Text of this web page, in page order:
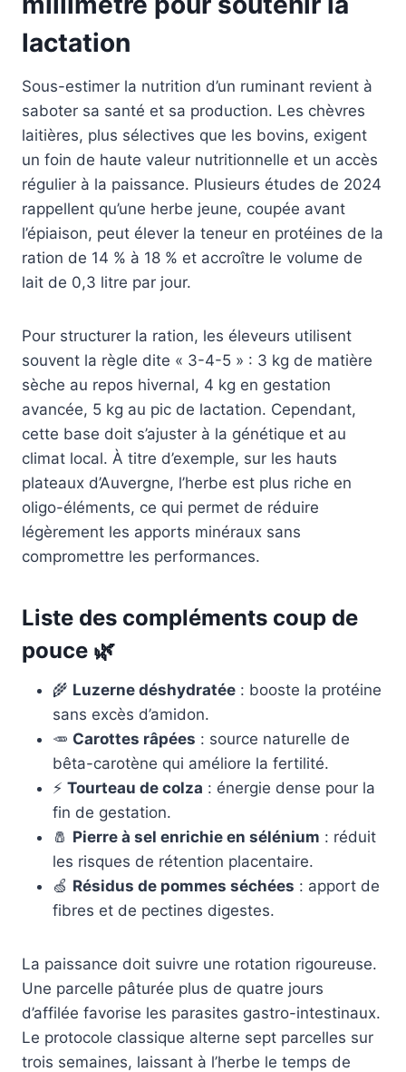
lactation
Sous-estimer la nutrition d’un ruminant revient à
saboter sa santé et sa production. Les chèvres
laitières, plus sélectives que les bovins, exigent
un foin de haute valeur nutritionnelle et un accès
régulier à la paissance. Plusieurs études de 2024
rappellent qu’une herbe jeune, coupée avant
l’épiaison, peut élever la teneur en protéines de la
ration de 14 % à 18 % et accroître le volume de
lait de 0,3 litre par jour.
Pour structurer la ration, les éleveurs utilisent
souvent la règle dite « 3-4-5 » : 3 kg de matière
sèche au repos hivernal, 4 kg en gestation
avancée, 5 kg au pic de lactation. Cependant,
cette base doit s’ajuster à la génétique et au
climat local. À titre d’exemple, sur les hauts
plateaux d’Auvergne, l’herbe est plus riche en
oligo-éléments, ce qui permet de réduire
légèrement les apports minéraux sans
compromettre les performances.
Liste des compléments coup de
pouce 🌿
🌾 Luzerne déshydratée : booste la protéine
sans excès d’amidon.
🥕 Carottes râpées : source naturelle de
bêta-carotène qui améliore la fertilité.
⚡ Tourteau de colza : énergie dense pour la
fin de gestation.
🧂 Pierre à sel enrichie en sélénium : réduit
les risques de rétention placentaire.
🍏 Résidus de pommes séchées : apport de
fibres et de pectines digestes.
La paissance doit suivre une rotation rigoureuse.
Une parcelle pâturée plus de quatre jours
d’affilée favorise les parasites gastro-intestinaux.
Le protocole classique alterne sept parcelles sur
trois semaines, laissant à l’herbe le temps de